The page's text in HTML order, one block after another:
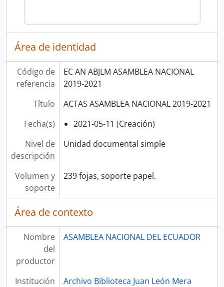
Área de identidad
Código de
referencia
EC AN ABJLM ASAMBLEA NACIONAL
2019-2021
Título
ACTAS ASAMBLEA NACIONAL 2019-2021
Fecha(s)
2021-05-11 (Creación)
Nivel de
descripción
Unidad documental simple
Volumen y
soporte
239 fojas, soporte papel.
Área de contexto
Nombre
del
productor
ASAMBLEA NACIONAL DEL ECUADOR
Institución
Archivo Biblioteca Juan León Mera